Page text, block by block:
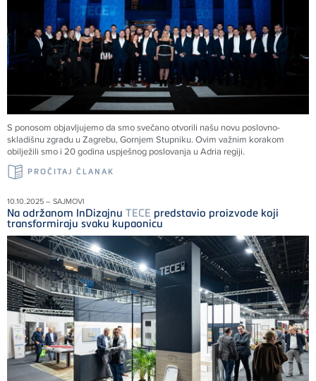
S ponosom objavljujemo da smo svečano otvorili našu novu poslovno-
skladišnu zgradu u Zagrebu, Gornjem Stupniku. Ovim važnim korakom
obilježili smo i 20 godina uspješnog poslovanja u Adria regiji.
PROČITAJ ČLANAK
10.10.2025 – SAJMOVI
Na održanom InDizajnu TECE predstavio proizvode koji
transformiraju svaku kupaonicu